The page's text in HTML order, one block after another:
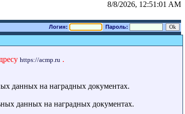
8/8/2026, 12:51:01 AM
Логин: Пароль:
https://acmp.ru .
данных на наградных документах.
данных на наградных документах.